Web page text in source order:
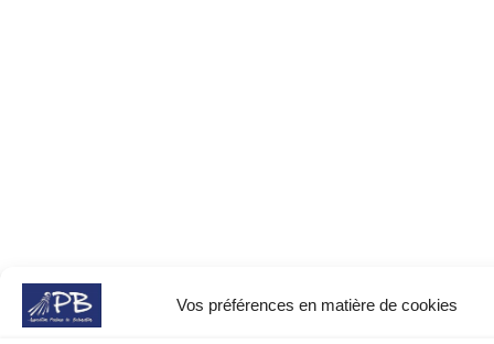
Vos préférences en matière de cookies